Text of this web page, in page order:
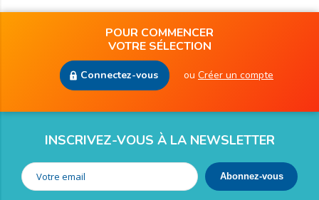
POUR COMMENCER
VOTRE SÉLECTION
Connectez-vous ou Créer un compte
INSCRIVEZ-VOUS À LA NEWSLETTER